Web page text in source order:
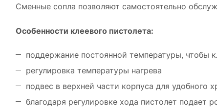
Сменные сопла позволяют самостоятельно
Особенности клеевого пистолета:
поддержание постоянной температуры, чтобы
регулировка температуры нагрева
подвес в верхней части корпуса для удобного
благодаря регулировке хода пистолет подает